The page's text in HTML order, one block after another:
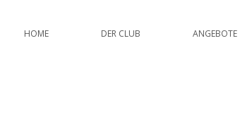
HOME DER CLUB ANGEBOTE